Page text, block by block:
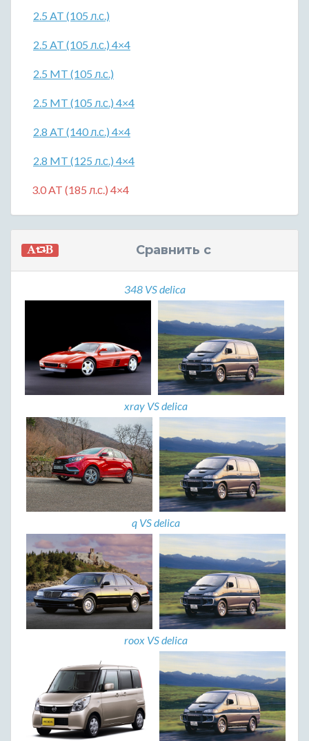
2.5 AT (105 л.с.)
2.5 AT (105 л.с.) 4×4
2.5 MT (105 л.с.)
2.5 MT (105 л.с.) 4×4
2.8 AT (140 л.с.) 4×4
2.8 MT (125 л.с.) 4×4
3.0 AT (185 л.с.) 4×4
Сравнить с
348 VS delica
xray VS delica
q VS delica
roox VS delica